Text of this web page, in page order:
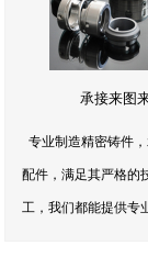
承接来图
专业制造精密铸件
配件，满足其严格的
工，我们都能提供专